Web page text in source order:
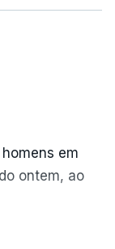
em
ontem, ao